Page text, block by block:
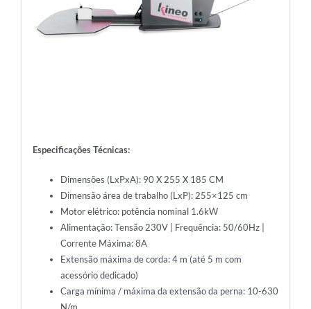
Especificações Técnicas:
Dimensões (LxPxA): 90 X 255 X 185 CM
Dimensão área de trabalho (LxP): 255×125 cm
Motor elétrico: potência nominal 1.6kW
Alimentação: Tensão 230V | Frequência: 50/60Hz |
Corrente Máxima: 8A
Extensão máxima de corda: 4 m (até 5 m com
acessório dedicado)
Carga mínima / máxima da extensão da perna: 10-630